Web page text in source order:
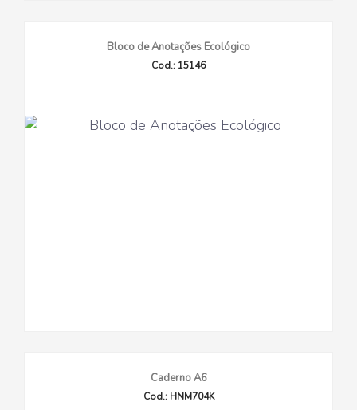
Bloco de Anotações Ecológico
Cod.: 15146
Caderno A6
Cod.: HNM704K